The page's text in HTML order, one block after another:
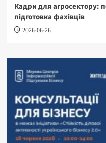
Кадри для агросектору:
підготовка фахівців
2026-06-26